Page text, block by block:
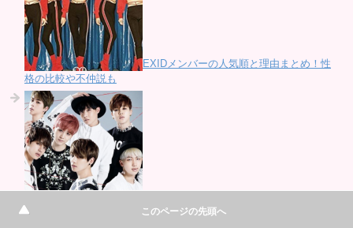
EXIDメンバーの人気順と理由まとめ！性
格の比較や不仲説も
め！性格の比較や不仲説もこのページの先頭へ